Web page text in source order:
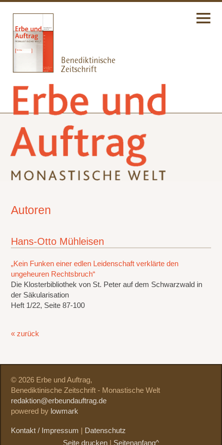
Autoren
Hans-Otto Mühleisen
„Kein Funken einer edlen Leidenschaft verklärte den
ungeheuren Rechtsbruch“
Die Klosterbibliothek von St. Peter auf dem Schwarzwald in
der Säkularisation
Heft 1/22, Seite 87-100
« zurück
© 2026 Erbe und Auftrag,
Benediktinische Zeitschrift - Monastische Welt
redaktion@erbeundauftrag.de
powered by lowmark
Kontakt / Impressum
Datenschutz
Seite drucken
Seitenanfang^